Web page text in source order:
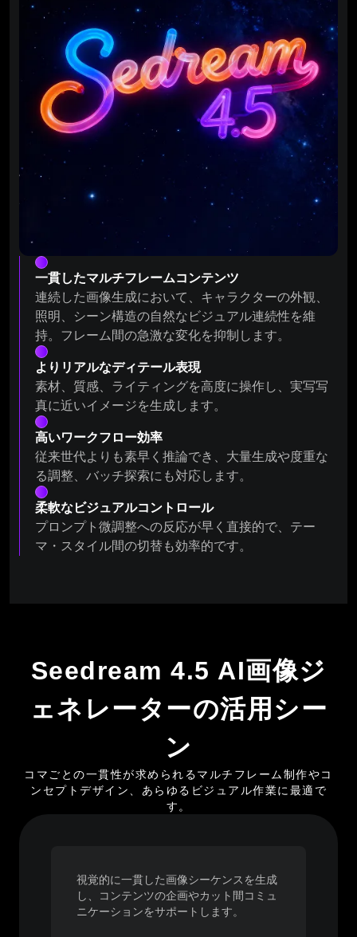
一貫したマルチフレームコンテンツ
連続した画像生成において、キャラクターの外観、
照明、シーン構造の自然なビジュアル連続性を維
持。フレーム間の急激な変化を抑制します。
よりリアルなディテール表現
素材、質感、ライティングを高度に操作し、実写写
真に近いイメージを生成します。
高いワークフロー効率
従来世代よりも素早く推論でき、大量生成や度重な
る調整、バッチ探索にも対応します。
柔軟なビジュアルコントロール
プロンプト微調整への反応が早く直接的で、テー
マ・スタイル間の切替も効率的です。
Seedream 4.5 AI画像ジ
ェネレーターの活用シー
ン
コマごとの一貫性が求められるマルチフレーム制作やコ
ンセプトデザイン、あらゆるビジュアル作業に最適で
す。
視覚的に一貫した画像シーケンスを生成
し、コンテンツの企画やカット間コミュ
ニケーションをサポートします。